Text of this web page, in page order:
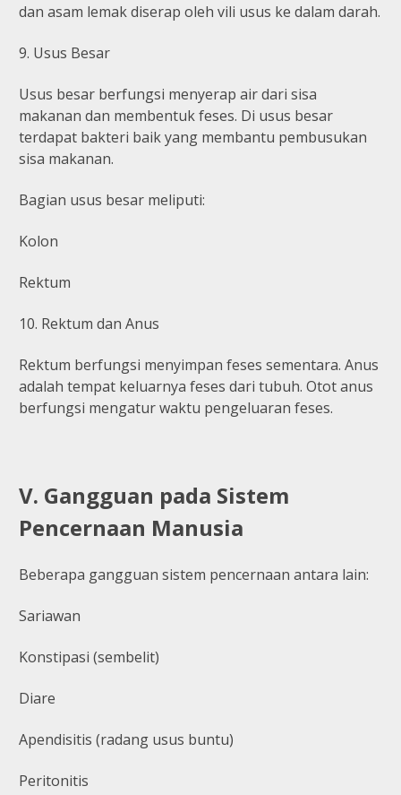
dan asam lemak diserap oleh vili usus ke dalam darah.
9. Usus Besar
Usus besar berfungsi menyerap air dari sisa
makanan dan membentuk feses. Di usus besar
terdapat bakteri baik yang membantu pembusukan
sisa makanan.
Bagian usus besar meliputi:
Kolon
Rektum
10. Rektum dan Anus
Rektum berfungsi menyimpan feses sementara. Anus
adalah tempat keluarnya feses dari tubuh. Otot anus
berfungsi mengatur waktu pengeluaran feses.
V. Gangguan pada Sistem
Pencernaan Manusia
Beberapa gangguan sistem pencernaan antara lain:
Sariawan
Konstipasi (sembelit)
Diare
Apendisitis (radang usus buntu)
Peritonitis